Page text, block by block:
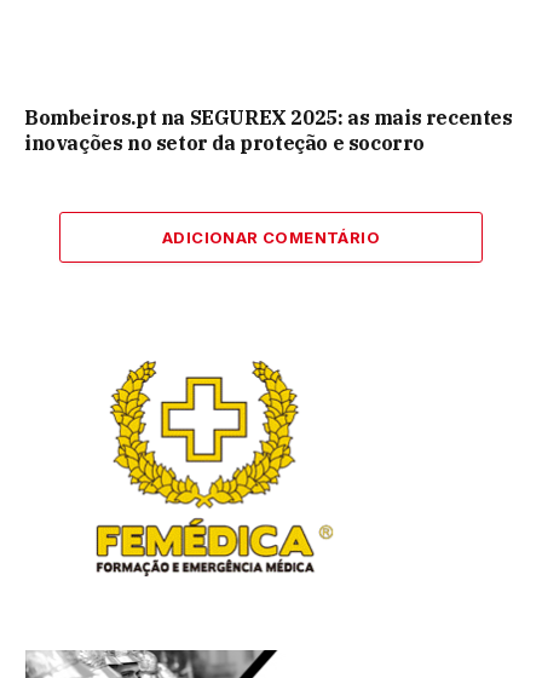
Bombeiros.pt na SEGUREX 2025: as mais recentes
inovações no setor da proteção e socorro
ADICIONAR COMENTÁRIO